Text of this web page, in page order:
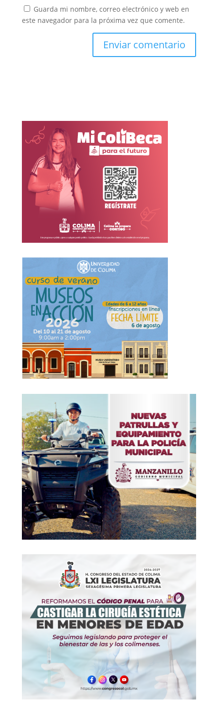
Guarda mi nombre, correo electrónico y web en
este navegador para la próxima vez que comente.